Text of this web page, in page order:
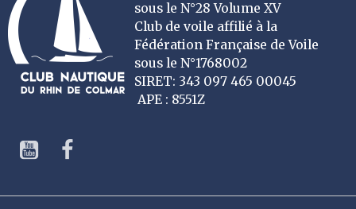
sous le N°28 Volume XV
Club de voile affilié à la
Fédération Française de Voile
sous le N°1768002
SIRET: 343 097 465 00045
APE : 8551Z